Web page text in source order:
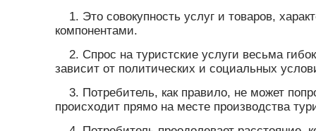
1. Это совокупность услуг и товаров,
компонентами.
2. Спрос на туристские услуги весьма
зависит от политических и социальных
3. Потребитель, как правило, не может
происходит прямо на месте производства